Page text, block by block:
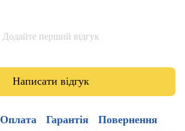
Додайте перший відгук
Написати відгук
Оплата Гарантія Повернення